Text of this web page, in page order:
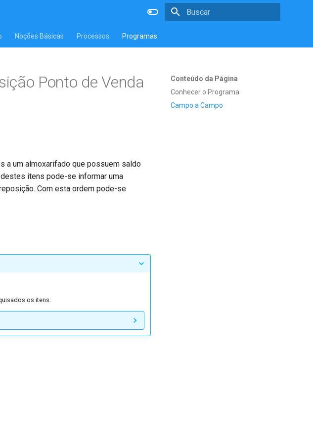
Noções Básicas Processos Programas
Conteúdo da Página
Conhecer o Programa
Campo a Campo
Ponto de Venda
a um almoxarifado que possuem saldo
itens pode-se informar uma
Com esta ordem pode-se
os itens.